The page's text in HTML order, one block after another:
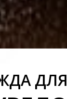
ДЛЯ